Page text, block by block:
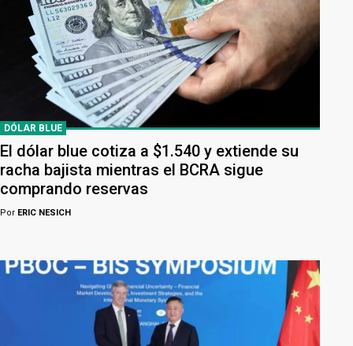
DÓLAR BLUE
El dólar blue cotiza a $1.540 y extiende su
racha bajista mientras el BCRA sigue
comprando reservas
Por ERIC NESICH